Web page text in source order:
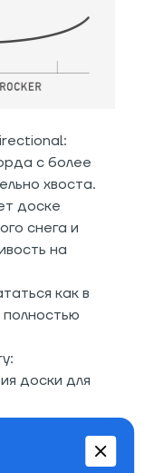
с более
хвоста.
доске
снега и
на
как в
полностью
доски для
относительно